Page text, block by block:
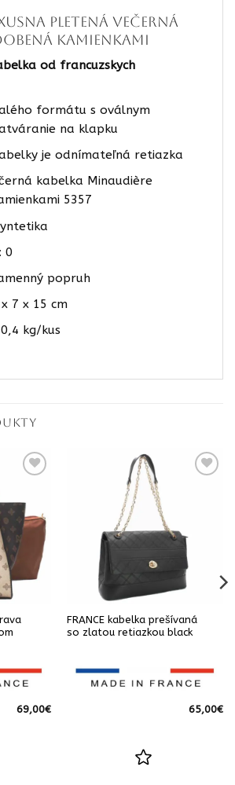
Pletená večerná
kamienkami
od francuzskych
formátu s oválnym
na klapku
je odnímateľná retiazka
kabelka Minaudière
5357
0
popruh
7 x 15 cm
kg/kus
69,00€
FRANCE kabelka prešívaná
so zlatou retiazkou black
65,00€